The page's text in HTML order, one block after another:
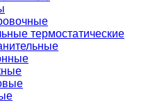
термостатические